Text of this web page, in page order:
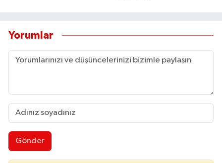
Yorumlar
Gönder